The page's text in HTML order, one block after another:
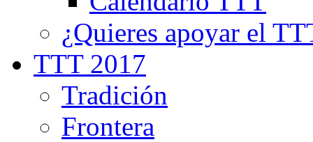
¿Quieres apoyar el
TTT 2017
Tradición
Frontera